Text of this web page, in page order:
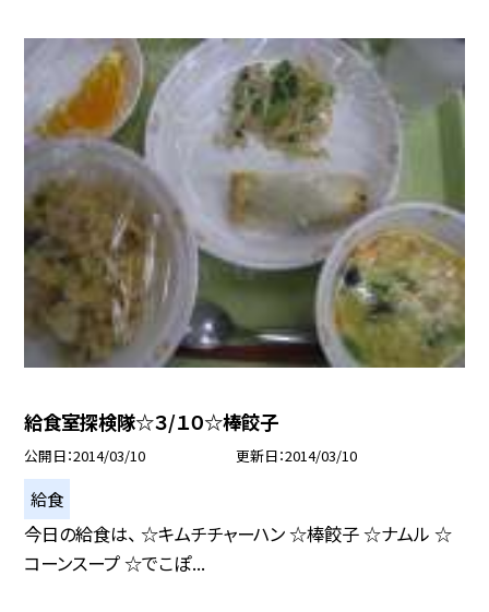
給食室探検隊☆３/１０☆棒餃子
公開日 2014/03/10 更新日 2014/03/10
給食
今日の給食は、 ☆キムチチャーハン ☆棒餃子 ☆ナムル ☆
コーンスープ ☆でこぽ...